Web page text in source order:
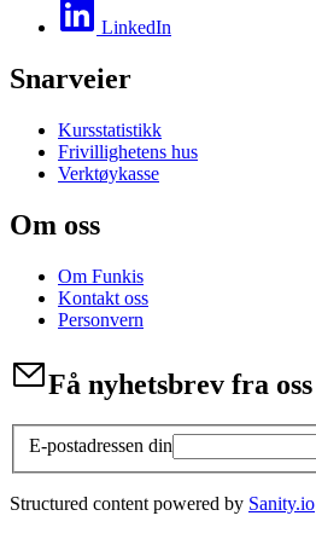
LinkedIn
Snarveier
Kursstatistikk
Frivillighetens hus
Verktøykasse
Om oss
Om Funkis
Kontakt oss
Personvern
Få nyhetsbrev fra oss
E-postadressen din
Structured content powered by Sanity.io